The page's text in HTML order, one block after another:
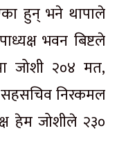
हुन् भने थापाले
भवन बिष्टले
जोशी २०४ मत,
निरकमल
हेम जोशीले २३०